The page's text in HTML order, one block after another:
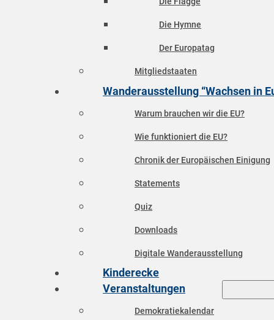
Die Hymne
Der Europatag
Mitgliedstaaten
Wanderausstellung “Wachsen in
Warum brauchen wir die EU?
Wie funktioniert die EU?
Chronik der Europäischen Einigung
Statements
Quiz
Downloads
Digitale Wanderausstellung
Kinderecke
Veranstaltungen
Demokratiekalendar